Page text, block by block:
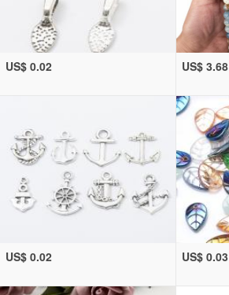
US$ 0.02 US$ 3.68
US$ 0.02 US$ 0.03